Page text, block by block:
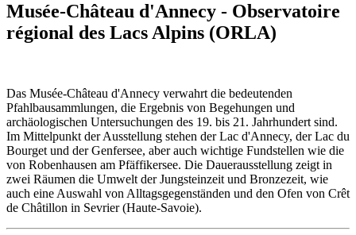
Musée-Château d'Annecy - Observatoire
régional des Lacs Alpins (ORLA)
Das Musée-Château d'Annecy verwahrt die bedeutenden
Pfahlbausammlungen, die Ergebnis von Begehungen und
archäologischen Untersuchungen des 19. bis 21. Jahrhundert sind.
Im Mittelpunkt der Ausstellung stehen der Lac d'Annecy, der Lac du
Bourget und der Genfersee, aber auch wichtige Fundstellen wie die
von Robenhausen am Pfäffikersee. Die Dauerausstellung zeigt in
zwei Räumen die Umwelt der Jungsteinzeit und Bronzezeit, wie
auch eine Auswahl von Alltagsgegenständen und den Ofen von Crêt
de Châtillon in Sevrier (Haute-Savoie).